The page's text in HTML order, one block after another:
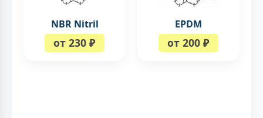
NBR Nitril
от 230 ₽
EPDM
от 200 ₽